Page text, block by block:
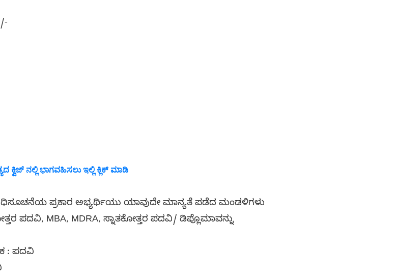
ಕ್ವಿಜ್ ನಲ್ಲಿ ಭಾಗವಹಿಸಲು ಇಲ್ಲಿ ಕ್ಲಿಕ್ ಮಾಡಿ
ಅಧಿಸೂಚನೆಯ ಪ್ರಕಾರ ಅಭ್ಯರ್ಥಿಯು ಯಾವುದೇ ಮಾನ್ಯತೆ ಪಡೆದ ಮಂಡಳಿಗಳು
ಪದವಿ, MBA, MDRA, ಸ್ನಾತಕೋತ್ತರ ಪದವಿ/ ಡಿಪ್ಲೊಮಾವನ್ನು
: ಪದವಿ